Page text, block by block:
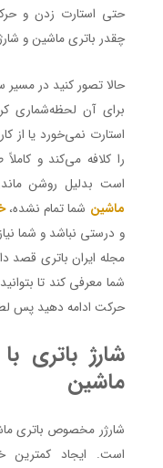
حتی استارت زدن و
چقدر باتری ماشین و
حالا تصور کنید در مسیر
برای آن لحظه‌شماری
استارت نمی‌خورد یا از
را کلافه می‌کند و
است بدلیل روشن
ماشین شما تمام نشده،
و درستی نباشد و شما
مجله ایران باتری قصد
شما معرفی کند تا
حرکت ادامه دهید پس
شارژ باتری
ماشین
شارژر مخصوص باتری
است. ایجاد کمترین